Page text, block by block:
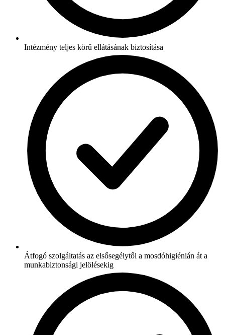
Intézmény teljes körű ellátásának biztosítása
Átfogó szolgáltatás az elsősegélytől a mosdóhigiénián át a
munkabiztonsági jelölésekig